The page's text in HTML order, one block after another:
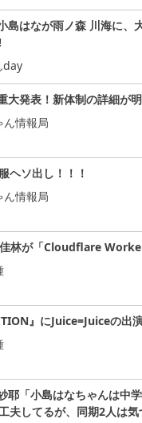
島はなが雨ノ森 川海に
大発表！新体制の詳細が
ん情報局
ヘソ出し！！！
ん情報局
林が「Cloudflare
』にJuice=Juiceの出
耶「小島はなちゃんは中
夫してるが、同期2人は気